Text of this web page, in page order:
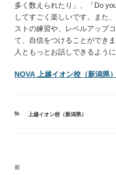
多く数えられたり」、「Do
してすごく楽しいです。また
ストの練習や、レベルアップ
て、自信をつけることができ
人ともっとお話しできるように
NOVA 上越イオン校（新潟県
カ上越イオン校（新潟県）
投
過
前